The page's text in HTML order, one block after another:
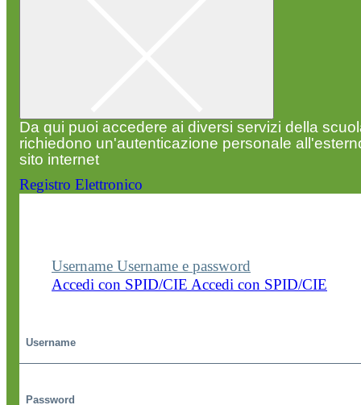
Da qui puoi accedere ai diversi servizi della
richiedono un'autenticazione personale
sito internet
Registro Elettronico
Username Username e password
Accedi con SPID/CIE Accedi con SPID/CIE